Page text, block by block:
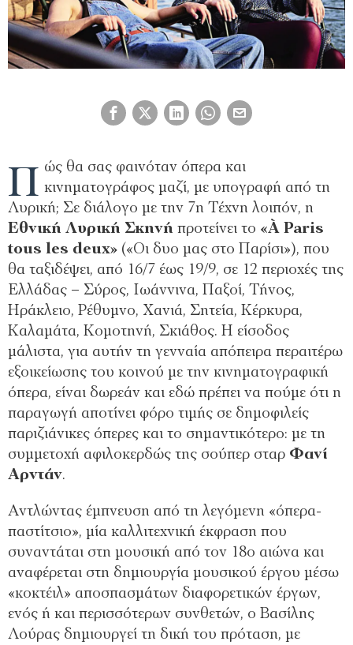
Π ώς θα σας φαινόταν όπερα και
κινηματογράφος μαζί, με υπογραφή από τη
Λυρική; Σε διάλογο με την 7η Τέχνη λοιπόν, η
Εθνική Λυρική Σκηνή προτείνει το «À Paris
tous les deux» («Οι δυο μας στο Παρίσι»), που
θα ταξιδέψει, από 16/7 έως 19/9, σε 12 περιοχές της
Ελλάδας – Σύρος, Ιωάννινα, Παξοί, Τήνος,
Ηράκλειο, Ρέθυμνο, Χανιά, Σητεία, Κέρκυρα,
Καλαμάτα, Κομοτηνή, Σκιάθος. Η είσοδος
μάλιστα, για αυτήν τη γενναία απόπειρα περαιτέρω
εξοικείωσης του κοινού με την κινηματογραφική
όπερα, είναι δωρεάν και εδώ πρέπει να πούμε ότι η
παραγωγή αποτίνει φόρο τιμής σε δημοφιλείς
παριζιάνικες όπερες και το σημαντικότερο: με τη
συμμετοχή αφιλοκερδώς της σούπερ σταρ Φανί
Αρντάν.
Αντλώντας έμπνευση από τη λεγόμενη «όπερα-
παστίτσιο», μία καλλιτεχνική έκφραση που
συναντάται στη μουσική από τον 18ο αιώνα και
αναφέρεται στη δημιουργία μουσικού έργου μέσω
«κοκτέιλ» αποσπασμάτων διαφορετικών έργων,
ενός ή και περισσότερων συνθετών, ο Βασίλης
Λούρας δημιουργεί τη δική του πρόταση, με